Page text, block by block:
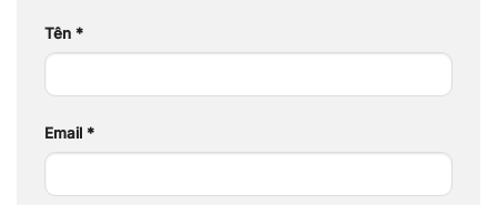
Tên *
Email *